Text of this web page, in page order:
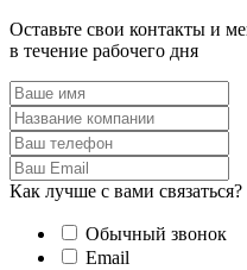
Оставьте свои контакты и
в течение рабочего дня
Как лучше с вами связаться?
Обычный звонок
Email